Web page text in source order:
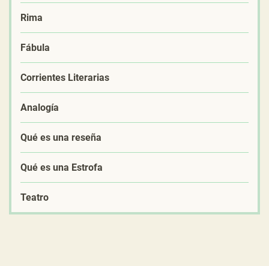
Rima
Fábula
Corrientes Literarias
Analogía
Qué es una reseña
Qué es una Estrofa
Teatro